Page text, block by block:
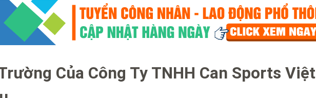
Của Công Ty TNHH Can Sports Việt